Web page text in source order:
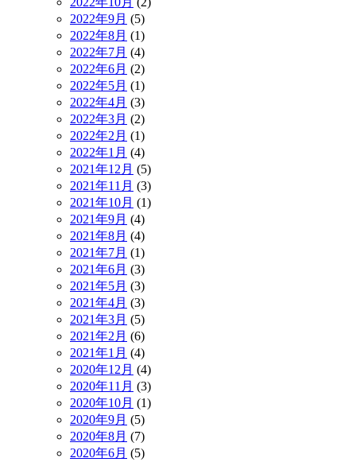
2022年9月 (5)
2022年8月 (1)
2022年7月 (4)
2022年6月 (2)
2022年5月 (1)
2022年4月 (3)
2022年3月 (2)
2022年2月 (1)
2022年1月 (4)
2021年12月 (5)
2021年11月 (3)
2021年10月 (1)
2021年9月 (4)
2021年8月 (4)
2021年7月 (1)
2021年6月 (3)
2021年5月 (3)
2021年4月 (3)
2021年3月 (5)
2021年2月 (6)
2021年1月 (4)
2020年12月 (4)
2020年11月 (3)
2020年10月 (1)
2020年9月 (5)
2020年8月 (7)
2020年6月 (5)